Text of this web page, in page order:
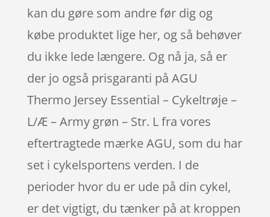
kan du gøre som andre før dig og
købe produktet lige her, og så behøver
du ikke lede længere. Og nå ja, så er
der jo også prisgaranti på AGU
Thermo Jersey Essential – Cykeltrøje –
L/Æ – Army grøn – Str. L fra vores
eftertragtede mærke AGU, som du har
set i cykelsportens verden. I de
perioder hvor du er ude på din cykel,
er det vigtigt, du tænker på at kroppen